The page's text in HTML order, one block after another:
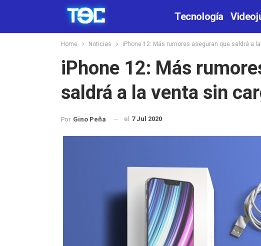
Tecnología
Home Noticias iPhone 12: Más rumores aseguran que saldrá a
iPhone 12: Más
saldrá a la venta sin
Por Gino Peña el 7 Jul 2020